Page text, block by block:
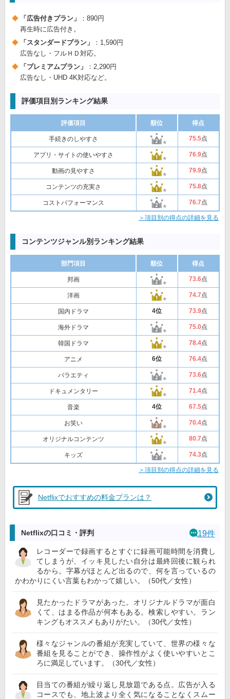
「広告付きプラン」
：890円
再生時に広告付き。
「スタンダードプラン」
：1,590円
広告なし・フルＨＤ対応。
「プレミアムプラン」
：2,290円
広告なし・UHD 4K対応など。
評価項目別ランキング結果
評価項目 順位 得点
手続きのしやすさ 75.5点
アプリ・サイトの使いやすさ 76.9点
動画の見やすさ 79.9点
コンテンツの充実さ 75.8点
コストパフォーマンス 76.7点
＞項目別の得点の詳細を見る
コンテンツジャンル別ランキング結果
部門項目 順位 得点
邦画 73.6点
洋画 74.7点
国内ドラマ 4位 73.9点
海外ドラマ 75.0点
韓国ドラマ 78.4点
アニメ 6位 76.4点
バラエティ 73.6点
ドキュメンタリー 71.4点
音楽 4位 67.5点
お笑い 70.4点
オリジナルコンテンツ 80.7点
キッズ 74.3点
＞項目別の得点の詳細を見る
Netflixでおすすめの料金プランは？
Netflixの口コミ・評判 19件
レコーダーで録画するとすぐに録画可能時間を消費し
てしまうが、イッキ見したい自分は最終回後に観られ
るから。字幕がほとんど出るので、何を言っているの
かわかりにくい言葉もわかって嬉しい。（50代／女性）
見たかったドラマがあった。オリジナルドラマが面白
くて、はまる作品が何本もある。検索しやすい。ラン
キングもオススメもありがたい。（30代／女性）
様々なジャンルの番組が充実していて、世界の様々な
番組を見ることができ、操作性がよく使いやすいとこ
ろに満足しています。（30代／女性）
目当ての番組が繰り返し見放題である点。広告が入る
コースでも、地上波より全く気になることなくスムー